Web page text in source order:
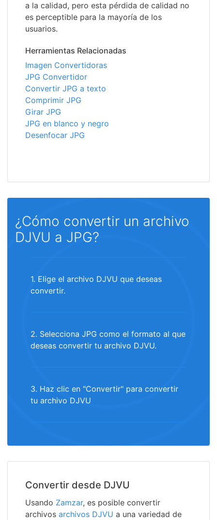
a la calidad, pero esta pérdida de calidad no
es perceptible para la mayoría de los
usuarios.
Herramientas Relacionadas
Imagen Convertidoras
JPG Convertidor
Convertir JPG a texto
Comprimir JPG
Girar JPG
JPG en blanco y negro
Desenfocar JPG
¿Cómo convertir un archivo
DJVU a JPG?
1. Elige el archivo DJVU que deseas
convertir.
2. Selecciona JPG como el formato al que
deseas convertir tu archivo DJVU.
3. Haz clic en "Convertir" para convertir
tu archivo DJVU
Convertir desde DJVU
Usando Zamzar, es posible convertir
archivos archivos DJVU a una variedad de